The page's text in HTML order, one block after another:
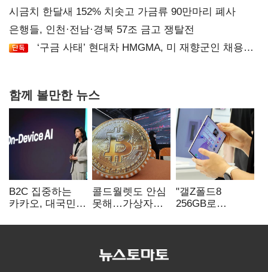
공급
시금치 한달새 152% 치솟고 가금류 90만마리 폐사
은행들, 인천·전남·경북 57조 금고 쟁탈전
‘구금 사태’ 현대차 HMGMA, 미 재향군인 채용
함께 볼만한 뉴스
B2C 집중하는
카카오, 대국민
AI' 사활
콜드월렛도 안심
못해…가상자산
'보안 시험대'
"갤Z폴드8
256GB로
추가"